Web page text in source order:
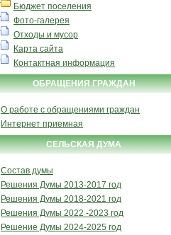
Бюджет поселения
Фото-галерея
Отходы и мусор
Карта сайта
Контактная информация
ОБРАЩЕНИЯ ГРАЖДАН
О работе с обращениями граждан
Интернет приемная
СЕЛЬСКАЯ ДУМА
Состав думы
Решения Думы 2013-2017 год
Решения Думы 2018-2021 год
Решения Думы 2022 -2023 год
Решение Думы 2024-2025 год